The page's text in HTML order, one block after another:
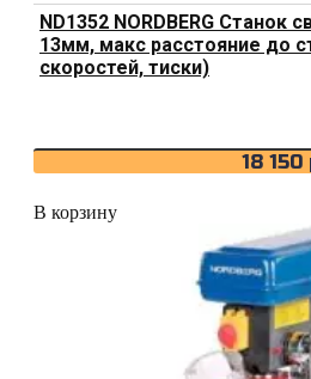
ND1352 NORDBERG Станок
13мм, макс расстояние до
скоростей, тиски)
18 150
В корзину